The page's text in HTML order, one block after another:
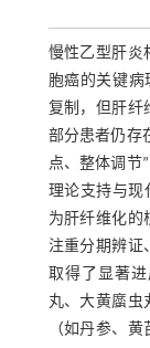
慢性乙型肝炎
胞癌的关键病
复制，但肝纤
部分患者仍存
点、整体调节
理论支持与现
为肝纤维化的
注重分期辨证
取得了显著
丸、大黄䗪虫
（如丹参、